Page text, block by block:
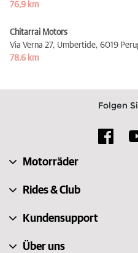
76,9 km
Chitarrai Motors
Via Verna 27, Umbertide, 6019
78,6 km
Folgen
Motorräder
Rides & Club
Kundensupport
Über uns